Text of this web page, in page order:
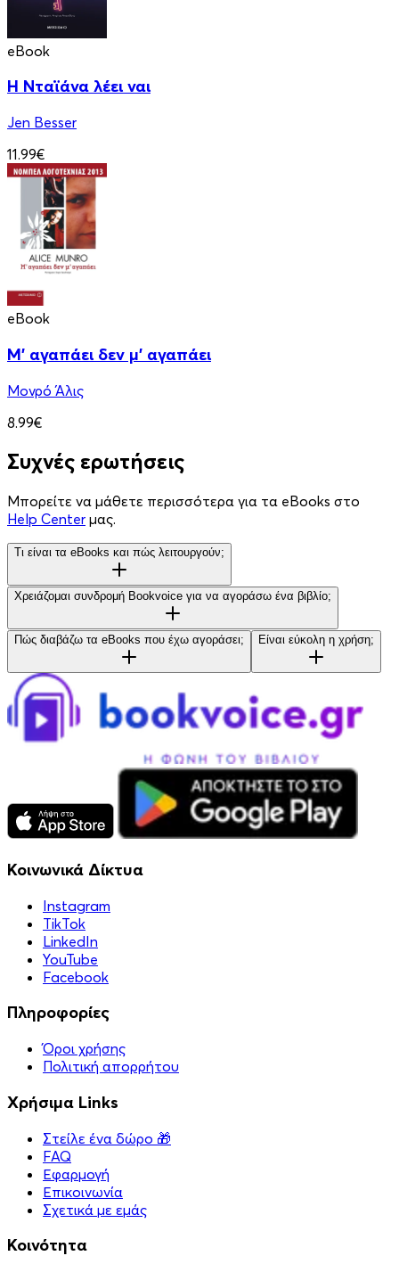
eBook
Η Νταϊάνα λέει ναι
Jen Besser
11.99€
eBook
Μ' αγαπάει δεν μ' αγαπάει
Μονρό Άλις
8.99€
Συχνές ερωτήσεις
Μπορείτε να μάθετε περισσότερα για τα eBooks στο
Help Center μας.
Τι είναι τα eBooks και πώς λειτουργούν;
Χρειάζομαι συνδρομή Bookvoice για να αγοράσω ένα βιβλίο;
Πώς διαβάζω τα eBooks που έχω αγοράσει; Είναι εύκολη η χρήση;
Κοινωνικά Δίκτυα
Instagram
TikTok
LinkedIn
YouTube
Facebook
Πληροφορίες
Όροι χρήσης
Πολιτική απορρήτου
Χρήσιμα Links
Στείλε ένα δώρο 🎁
FAQ
Εφαρμογή
Επικοινωνία
Σχετικά με εμάς
Κοινότητα